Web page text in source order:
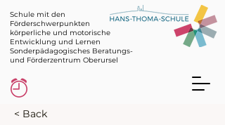
Schule mit den
Förderschwerpunkten
körperliche und motorische
Entwicklung und Lernen
Sonderpädagogisches Beratungs-
und Förderzentrum Oberursel
< Back